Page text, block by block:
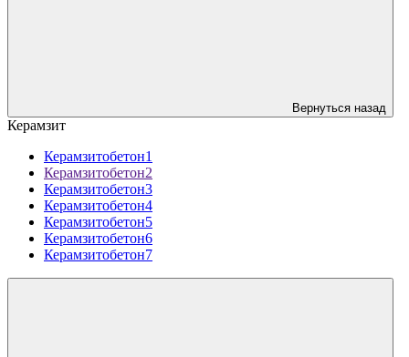
Вернуться назад
Керамзит
Керамзитобетон1
Керамзитобетон2
Керамзитобетон3
Керамзитобетон4
Керамзитобетон5
Керамзитобетон6
Керамзитобетон7